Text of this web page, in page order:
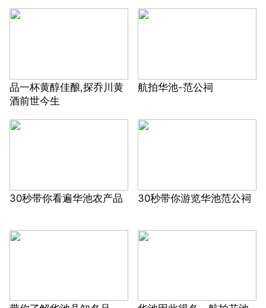
品一杯黄醇佳酿,探乔川黄
酒前世今生
航拍华池-范公祠
30秒带你看遍华池农产品 30秒带你游览华池范公祠